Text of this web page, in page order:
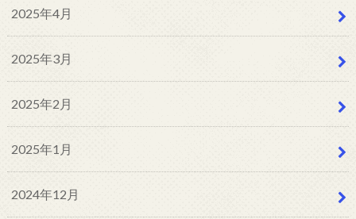
2025年4月
2025年3月
2025年2月
2025年1月
2024年12月